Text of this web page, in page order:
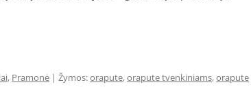
, Pramonė | Žymos:orapute,orapute tvenkiniams,orapute